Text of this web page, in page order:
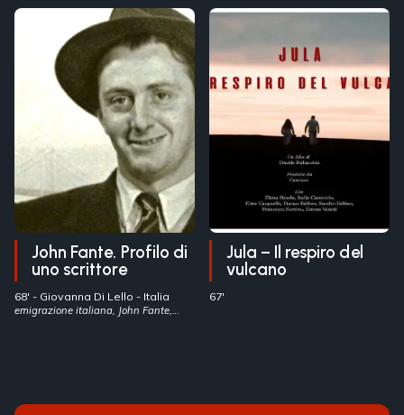
John Fante. Profilo di
uno scrittore
68' - Giovanna Di Lello - Italia
emigrazione italiana, John Fante,
Jula – Il respiro del
vulcano
67'